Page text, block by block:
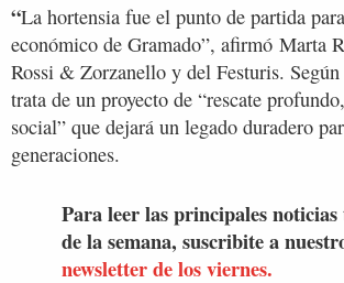
“La hortensia fue el punto de partida
económico de Gramado”, afirmó Marta
Rossi & Zorzanello y del Festuris. Según
trata de un proyecto de “rescate
social” que dejará un legado duradero
generaciones.
Para leer las principales
de la semana, suscribite a
newsletter de los viernes.